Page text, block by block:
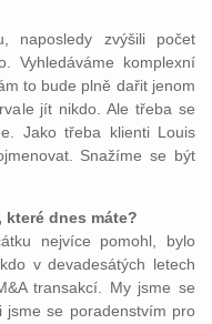
naposledy zvýšili počet
Vyhledáváme komplexní
to bude plně dařit jenom
jít nikdo. Ale třeba se
Jako třeba klienti Louis
Snažíme se být
dnes máte?
nejvíce pomohl, bylo
v devadesátých letech
transakcí. My jsme se
jsme se poradenstvím pro